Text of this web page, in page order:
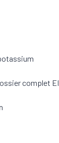
complet